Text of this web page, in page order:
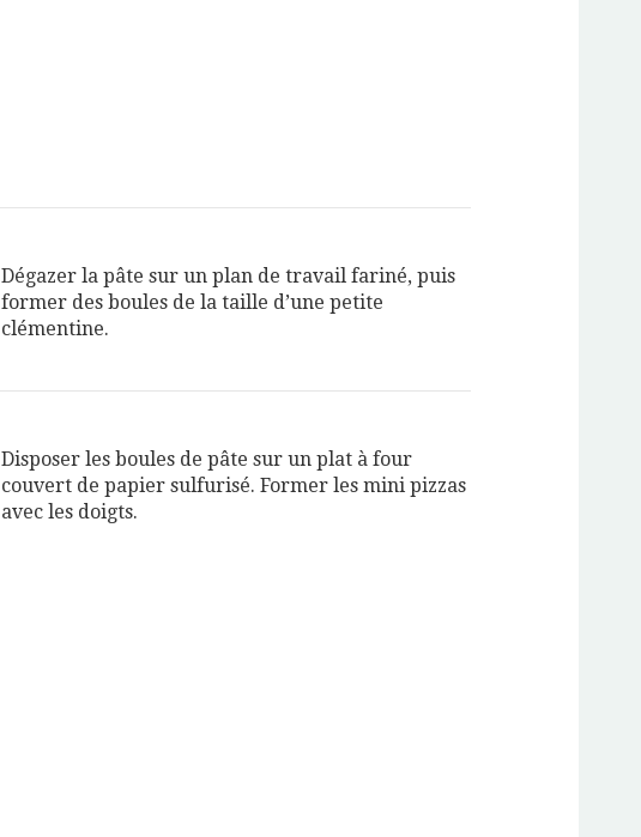
Dégazer la pâte sur un plan de travail fariné, puis
former des boules de la taille d’une petite
clémentine.
Disposer les boules de pâte sur un plat à four
couvert de papier sulfurisé. Former les mini pizzas
avec les doigts.